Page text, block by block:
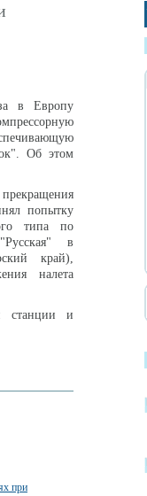
в Европу
Об этом
попытку
типа по
в
край),
налета
станции и
при